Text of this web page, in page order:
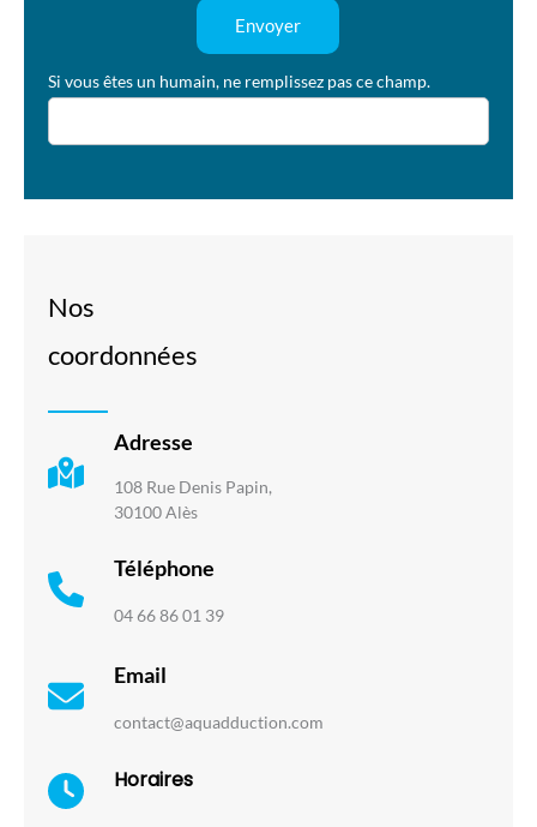
Envoyer
Si vous êtes un humain, ne remplissez pas ce champ.
Nos
coordonnées
Adresse
108 Rue Denis Papin,
30100 Alès
Téléphone
04 66 86 01 39
Email
contact@aquadduction.com
Horaires